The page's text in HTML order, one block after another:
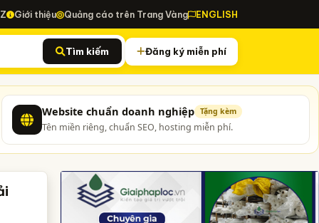
Giới thiệu Quảng cáo trên Trang Vàng ENGLISH
Tìm kiếm Đăng ký miễn phí
Website chuẩn doanh nghiệp Tặng kèm
Tên miền riêng, chuẩn SEO, hosting miễn phí.